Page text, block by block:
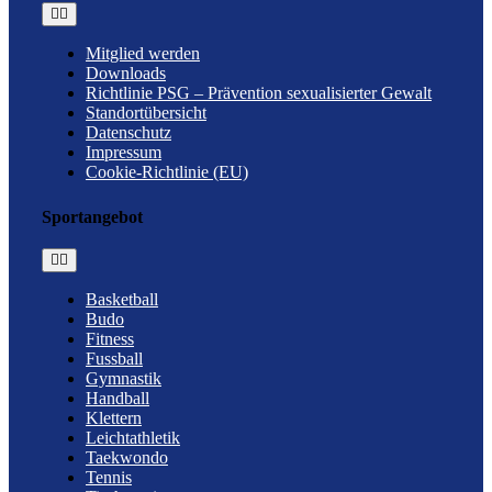
Toggle
Navigation
Mitglied werden
Downloads
Richtlinie PSG – Prävention sexualisierter Gewalt
Standortübersicht
Datenschutz
Impressum
Cookie-Richtlinie (EU)
Sportangebot
Toggle
Navigation
Basketball
Budo
Fitness
Fussball
Gymnastik
Handball
Klettern
Leichtathletik
Taekwondo
Tennis